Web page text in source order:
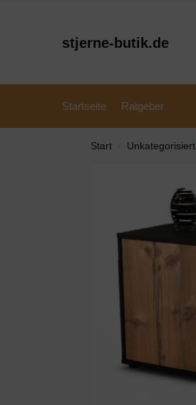
stjerne-butik.de
Startseite Ratgeber
Start Unkategorisiert